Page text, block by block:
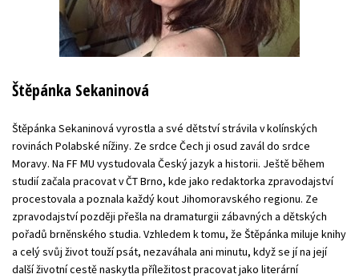
Štěpánka Sekaninová
Štěpánka Sekaninová vyrostla a své dětství strávila v kolínských
rovinách Polabské nížiny. Ze srdce Čech ji osud zavál do srdce
Moravy. Na FF MU vystudovala Český jazyk a historii. Ještě během
studií začala pracovat v ČT Brno, kde jako redaktorka zpravodajství
procestovala a poznala každý kout Jihomoravského regionu. Ze
zpravodajství později přešla na dramaturgii zábavných a dětských
pořadů brněnského studia. Vzhledem k tomu, že Štěpánka miluje knihy
a celý svůj život touží psát, nezaváhala ani minutu, když se jí na její
další životní cestě naskytla příležitost pracovat jako literární